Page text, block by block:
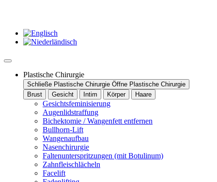
Plastische Chirurgie
Schließe Plastische Chirurgie Öffne Plastische Chirurgie
Brust
Gesicht Intim Körper Haare
Gesichtsfeminisierung
Augenlidstraffung
Bichektomie / Wangenfett entfernen
Bullhorn-Lift
Wangenaufbau
Nasenchirurgie
Faltenunterspritzungen (mit Botulinum)
Zahnfleischlächeln
Facelift